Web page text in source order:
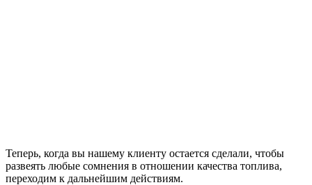
Теперь, когда вы нашему клиенту остается сделали, чтобы
развеять любые сомнения в отношении качества топлива,
переходим к дальнейшим действиям.